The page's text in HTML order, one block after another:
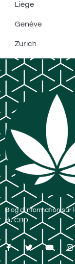
Liège
Genève
Zurich
Blog d’information
du CBD.